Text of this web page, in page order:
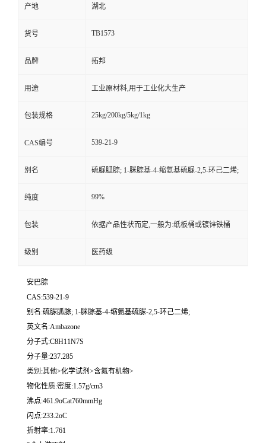
产地 湖北
货号 TB1573
品牌 拓邦
用途 工业原材料,用于工业化大生产
包装规格 25kg/200kg/5kg/1kg
CAS编号 539-21-9
别名 硫脲胍腙; 1-脒腙基-4-缩氨基硫脲-2,5-环己二烯;
纯度 99%
包装 依据产品性状而定,一般为:纸板桶或镀锌铁桶
级别 医药级
安巴腙
CAS:539-21-9
别名:硫脲胍腙; 1-脒腙基-4-缩氨基硫脲-2,5-环己二烯;
英文名:Ambazone
分子式:C8H11N7S
分子量:237.285
类别:其他>化学试剂>含氮有机物>
物化性质:密度:1.57g/cm3
沸点:461.9oCat760mmHg
闪点:233.2oC
折射率:1.761